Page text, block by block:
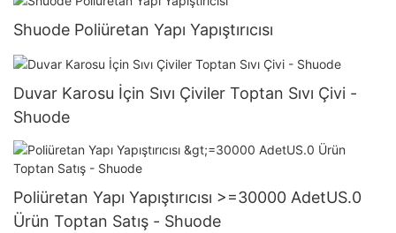
Shuode Poliüretan Yapı Yapıştırıcısı
Duvar Karosu İçin Sıvı Çiviler Toptan Sıvı Çivi -
Shuode
Poliüretan Yapı Yapıştırıcısı >=30000 AdetUS.0
Ürün Toptan Satış - Shuode